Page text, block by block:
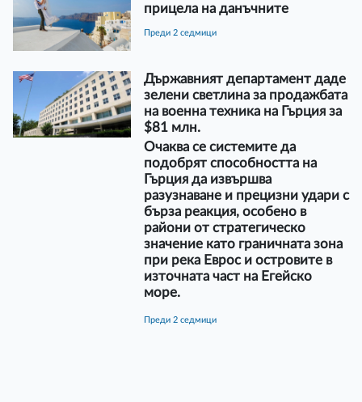
прицела на данъчните
преди 2 седмици
Държавният департамент даде
зелени светлина за продажбата
на военна техника на Гърция за
$81 млн.
Очаква се системите да
подобрят способността на
Гърция да извършва
разузнаване и прецизни удари с
бърза реакция, особено в
райони от стратегическо
значение като граничната зона
при река Еврос и островите в
източната част на Егейско
море.
преди 2 седмици